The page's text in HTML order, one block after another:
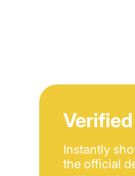
Instantly
the official